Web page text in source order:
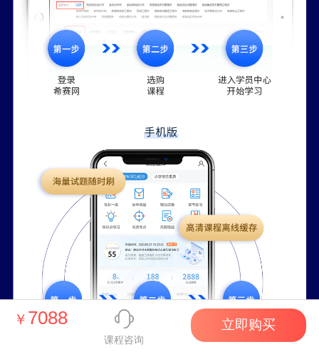
￥ 7088
课程咨询
立即购买